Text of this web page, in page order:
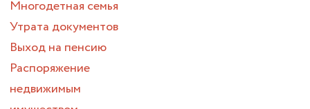
Многодетная семья
Утрата документов
Выход на пенсию
Распоряжение
недвижимым